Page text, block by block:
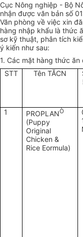
Cục Nông nghiệp - Bộ
nhận được văn bản số
Văn phòng về việc xin
hàng nhập khẩu là thức
sơ kỹ thuật, phân tích
ý kiến như sau:
1. Các mặt hàng thức
STT
Tên TĂCN
1 PROPLANÒ
(Puppy
Original
Chicken &
Rice Eormula)